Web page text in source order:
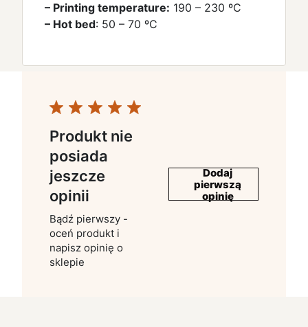
– Printing temperature: 190 – 230 ºC
– Hot bed: 50 – 70 ºC
Produkt nie
posiada
jeszcze
opinii
Bądź pierwszy -
oceń produkt i
napisz opinię o
sklepie
Dodaj
pierwszą
opinię